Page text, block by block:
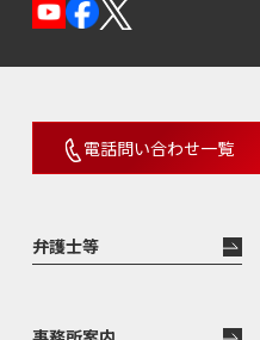
電話問い合わせ一覧
弁護士等